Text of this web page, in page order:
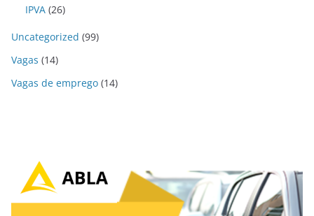
IPVA (26)
Uncategorized (99)
Vagas (14)
Vagas de emprego (14)